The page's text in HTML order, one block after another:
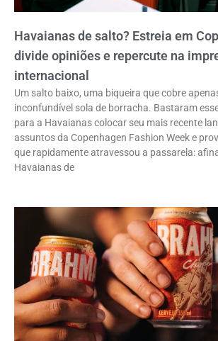
Havaianas de salto? Estreia em
divide opiniões e repercute na
internacional
Um salto baixo, uma biqueira que cobre
inconfundível sola de borracha. Bastaram
para a Havaianas colocar seu mais recente
assuntos da Copenhagen Fashion Week e
que rapidamente atravessou a passarela:
Havaianas de